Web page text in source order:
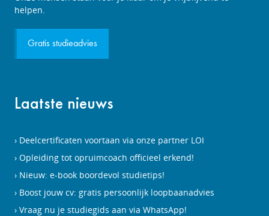
aanvragen
helpen.
Gratis studieadvies
Laatste nieuws
Deelcertificaten voortaan via onze partner LOI
Opleiding tot opruimcoach officieel erkend!
Nieuw: e-book boordevol studietips!
Boost jouw cv: gratis persoonlijk loopbaanadvies
Vraag nu je studiegids aan via WhatsApp!